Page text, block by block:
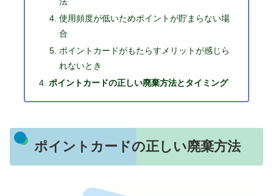
使用頻度が低いためポイントが貯まらない場
合
ポイントカードがもたらすメリットが感じら
れないとき
ポイントカードの正しい廃棄方法とタイミング
ポイントカードの正しい廃棄方法